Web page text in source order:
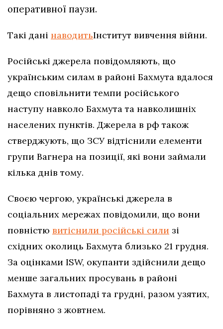
оперативної паузи.
Такі дані наводитьІнститут вивчення війни.
Російські джерела повідомляють, що
українським силам в районі Бахмута вдалося
дещо сповільнити темпи російського
наступу навколо Бахмута та навколишніх
населених пунктів. Джерела в рф також
стверджують, що ЗСУ відтіснили елементи
групи Вагнера на позиції, які вони займали
кілька днів тому.
Своєю чергою, українські джерела в
соціальних мережах повідомили, що вони
повністю витіснили російські сили зі
східних околиць Бахмута близько 21 грудня.
За оцінками ISW, окупанти здійснили дещо
менше загальних просувань в районі
Бахмута в листопаді та грудні, разом узятих,
порівняно з жовтнем.